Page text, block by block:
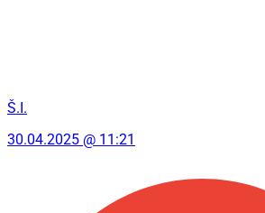
Š.I.
30.04.2025 @ 11:21